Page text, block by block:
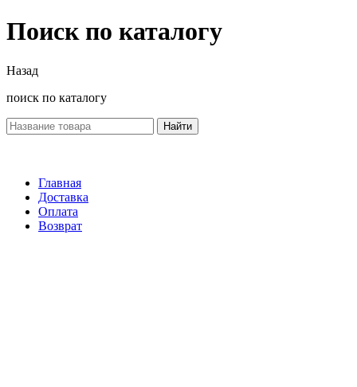
Поиск по каталогу
Назад
поиск по каталогу
Найти
Главная
Доставка
Оплата
Возврат